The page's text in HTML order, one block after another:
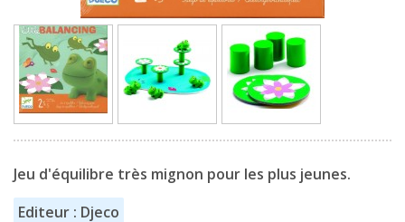
Jeu d'équilibre très mignon pour les plus jeunes.
Editeur : Djeco